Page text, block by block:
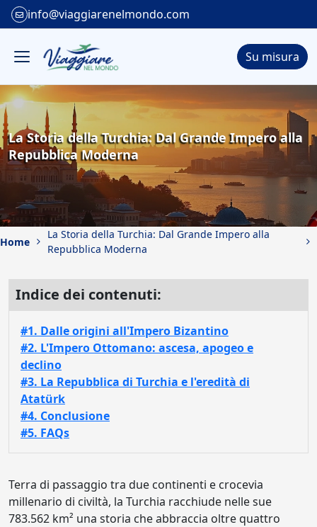
info@viaggiarenelmondo.com
Su misura
La Storia della Turchia: Dal Grande Impero alla
Repubblica Moderna
Home
La Storia della Turchia: Dal Grande Impero alla
Repubblica Moderna
Indice dei contenuti:
#1. Dalle origini all'Impero Bizantino
#2. L'Impero Ottomano: ascesa, apogeo e
declino
#3. La Repubblica di Turchia e l'eredità di
Atatürk
#4. Conclusione
#5. FAQs
Terra di passaggio tra due continenti e crocevia
millenario di civiltà, la Turchia racchiude nelle sue
783.562 km² una storia che abbraccia oltre quattro